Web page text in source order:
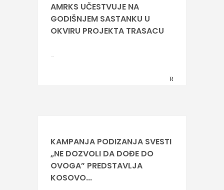
AMRKS UČESTVUJE NA
GODIŠNJEM SASTANKU U
OKVIRU PROJEKTA TRASACU
KAMPANJA PODIZANJA SVESTI
„NE DOZVOLI DA DOĐE DO
OVOGA” PREDSTAVLJA
KOSOVO...